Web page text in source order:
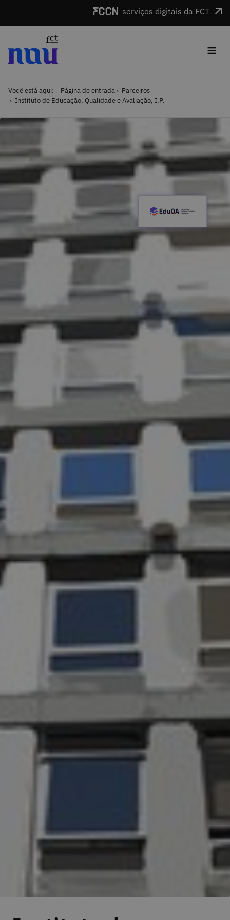
serviços digitais da FCT
≡
Você está aqui: Página de entrada
Parceiros
Instituto de Educação, Qualidade e Avaliação, I.P.